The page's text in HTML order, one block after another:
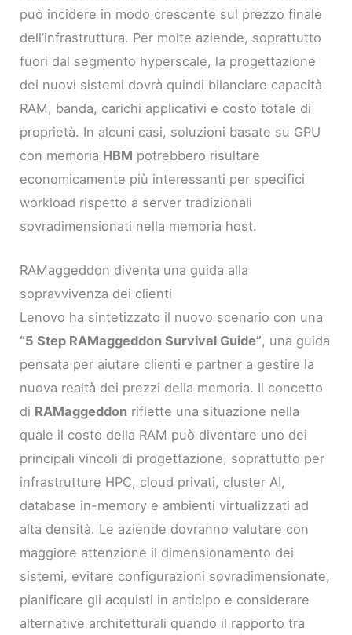
può incidere in modo crescente sul prezzo finale
dell’infrastruttura. Per molte aziende, soprattutto
fuori dal segmento hyperscale, la progettazione
dei nuovi sistemi dovrà quindi bilanciare capacità
RAM, banda, carichi applicativi e costo totale di
proprietà. In alcuni casi, soluzioni basate su GPU
con memoria HBM potrebbero risultare
economicamente più interessanti per specifici
workload rispetto a server tradizionali
sovradimensionati nella memoria host.
RAMaggeddon diventa una guida alla
sopravvivenza dei clienti
Lenovo ha sintetizzato il nuovo scenario con una
“5 Step RAMaggeddon Survival Guide”, una guida
pensata per aiutare clienti e partner a gestire la
nuova realtà dei prezzi della memoria. Il concetto
di RAMaggeddon riflette una situazione nella
quale il costo della RAM può diventare uno dei
principali vincoli di progettazione, soprattutto per
infrastrutture HPC, cloud privati, cluster AI,
database in-memory e ambienti virtualizzati ad
alta densità. Le aziende dovranno valutare con
maggiore attenzione il dimensionamento dei
sistemi, evitare configurazioni sovradimensionate,
pianificare gli acquisti in anticipo e considerare
alternative architetturali quando il rapporto tra